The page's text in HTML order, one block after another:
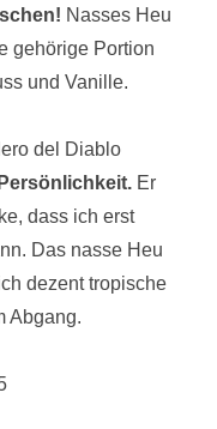
Nasses Heu
gehörige Portion
und Vanille.
del Diablo
Er
dass ich erst
Das nasse Heu
dezent tropische
Abgang.